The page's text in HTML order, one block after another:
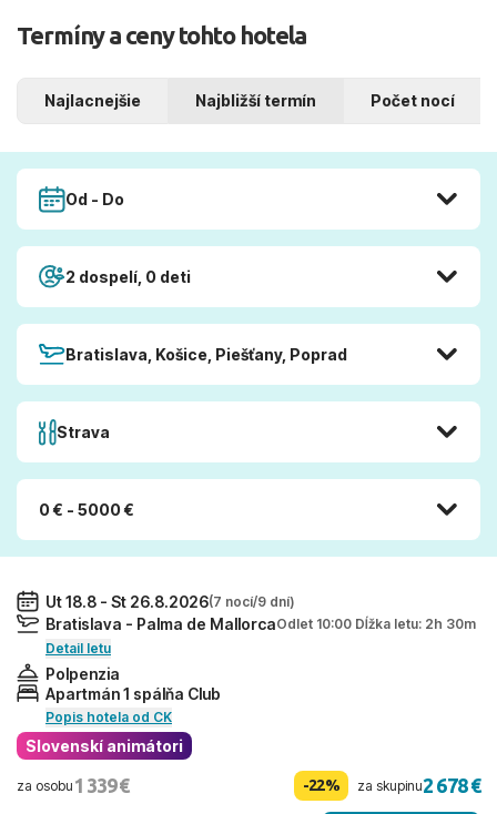
Termíny a ceny tohto hotela
Najlacnejšie Najbližší termín Počet nocí
Od - Do
2 dospelí, 0 deti
Bratislava, Košice, Piešťany, Poprad
Strava
0 € - 5000 €
Ut 18.8 - St 26.8.2026(7 nocí/9 dní)
Bratislava - Palma de MallorcaOdlet 10:00 Dĺžka letu: 2h 30m
Detail letu
Polpenzia
Apartmán 1 spálňa Club
Popis hotela od CK
Slovenskí animátori
za osobu 1 339 € -22% za skupinu2 678 €